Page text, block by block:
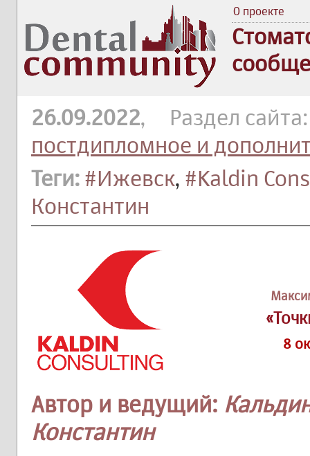
О проекте
26.09.2022, Раздел
постдипломное и
Теги: #Ижевск, #Kaldin
Константин
8
Автор и ведущий:
Константин